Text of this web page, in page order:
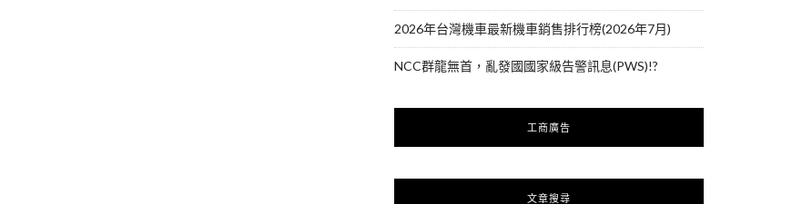
2026年台灣機車最新機車銷售排行榜(2026年7月)
NCC群龍無首，亂發國國家級告警訊息(PWS)!?
工商廣告
文章搜尋